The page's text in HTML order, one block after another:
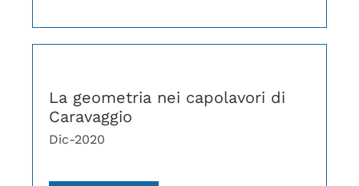
La geometria nei capolavori di
Caravaggio
Dic-2020